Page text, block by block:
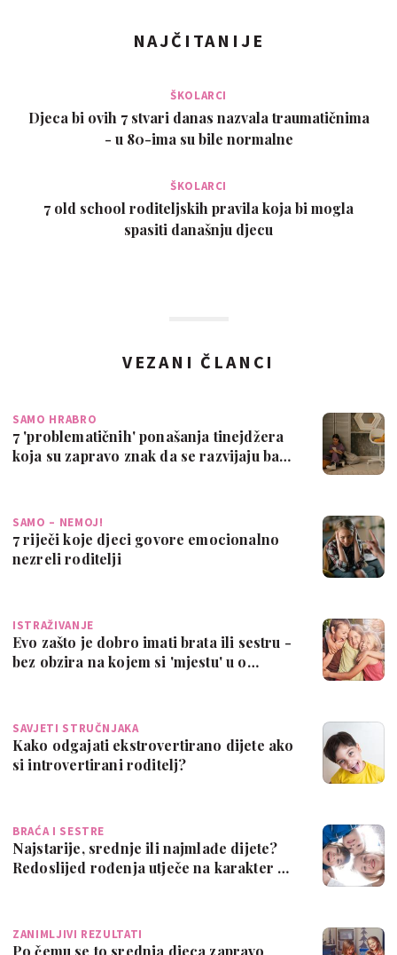
NAJČITANIJE
ŠKOLARCI
Djeca bi ovih 7 stvari danas nazvala traumatičnima
- u 80-ima su bile normalne
ŠKOLARCI
7 old school roditeljskih pravila koja bi mogla
spasiti današnju djecu
VEZANI ČLANCI
SAMO HRABRO
7 'problematičnih' ponašanja tinejdžera
koja su zapravo znak da se razvijaju ba…
SAMO – NEMOJ!
7 riječi koje djeci govore emocionalno
nezreli roditelji
ISTRAŽIVANJE
Evo zašto je dobro imati brata ili sestru -
bez obzira na kojem si 'mjestu' u o…
SAVJETI STRUČNJAKA
Kako odgajati ekstrovertirano dijete ako
si introvertirani roditelj?
BRAĆA I SESTRE
Najstarije, srednje ili najmlađe dijete?
Redoslijed rođenja utječe na karakter …
ZANIMLJIVI REZULTATI
Po čemu se to srednja djeca zapravo